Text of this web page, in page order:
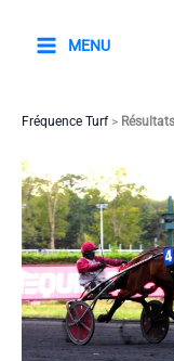
MENU
Fréquence Turf>